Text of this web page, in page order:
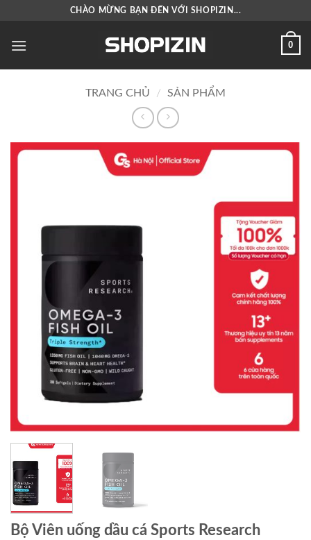
nội
CHÀO MỪNG BẠN ĐẾN VỚI SHOPIZIN...
0
TRANG CHỦ / SẢN PHẨM
Bộ Viên uống dầu cá Sports Research